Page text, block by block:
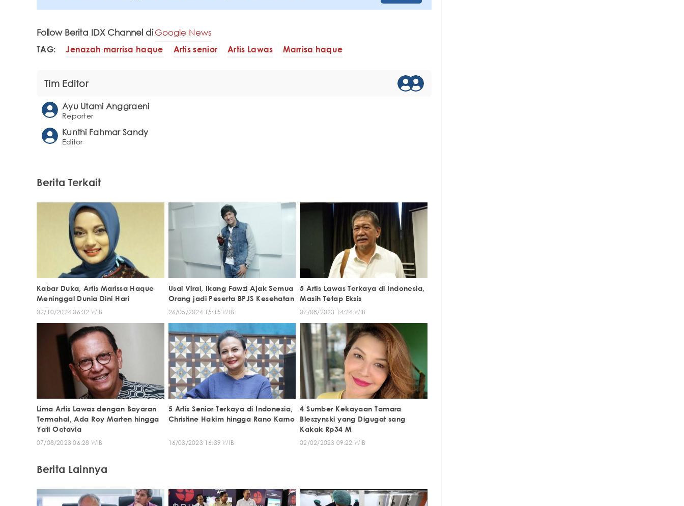
Follow Berita IDX Channel diGoogle News
TAG: Jenazah marrisa haque Artis senior Artis Lawas Marrisa haque
Tim Editor
Ayu Utami Anggraeni
Reporter
Kunthi Fahmar Sandy
Editor
Berita Terkait
Kabar Duka, Artis Marissa Haque
Meninggal Dunia Dini Hari
02/10/2024 06:32 WIB
Usai Viral, Ikang Fawzi Ajak Semua
Orang jadi Peserta BPJS Kesehatan
26/05/2024 15:15 WIB
5 Artis Lawas Terkaya di Indonesia,
Masih Tetap Eksis
07/08/2023 14:24 WIB
Lima Artis Lawas dengan Bayaran
Termahal, Ada Roy Marten hingga
Yati Octavia
07/08/2023 06:28 WIB
5 Artis Senior Terkaya di Indonesia,
Christine Hakim hingga Rano Karno
16/03/2023 16:39 WIB
4 Sumber Kekayaan Tamara
Bleszynski yang Digugat sang
Kakak Rp34 M
02/02/2023 09:22 WIB
Berita Lainnya